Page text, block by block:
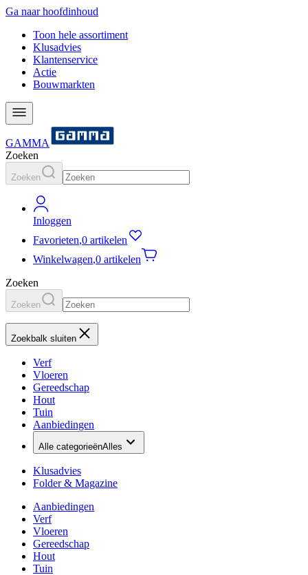
Ga naar hoofdinhoud
Toon hele assortiment
Klusadvies
Klantenservice
Actie
Bouwmarkten
GAMMA
Zoeken
Zoeken
Inloggen
Favorieten,0 artikelen
Winkelwagen,0 artikelen
Zoeken
Zoeken
Zoekbalk sluiten
Verf
Vloeren
Gereedschap
Hout
Tuin
Aanbiedingen
Alle categorieënAlles
Klusadvies
Folder & Magazine
Aanbiedingen
Verf
Vloeren
Gereedschap
Hout
Tuin